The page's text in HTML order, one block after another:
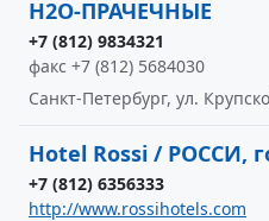
H2O-ПРАЧЕЧНЫЕ
+7 (812) 9834321
факс +7 (812) 5684030
Санкт-Петербург, ул.
Hotel Rossi / РОССИ,
+7 (812) 6356333
http://www.rossihotels.com